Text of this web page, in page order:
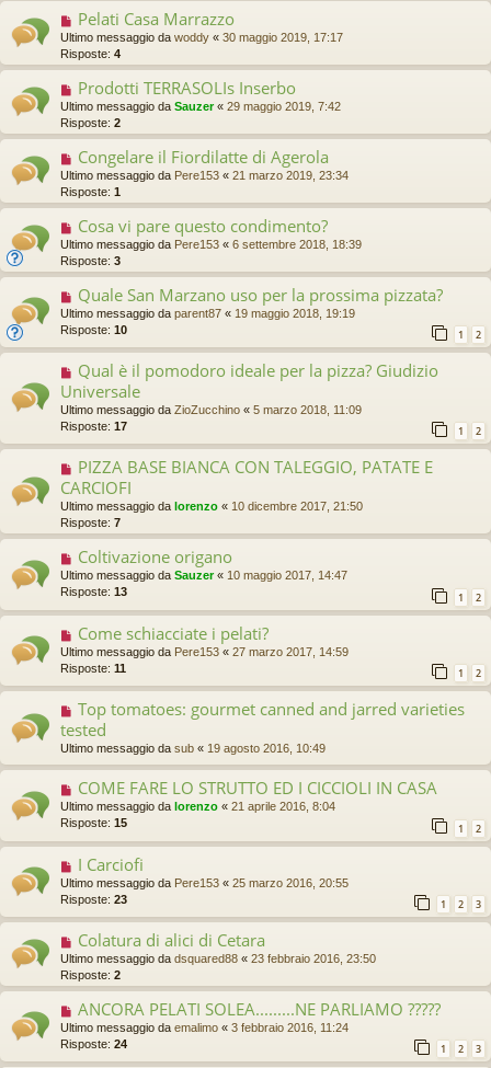
Pelati Casa Marrazzo
Ultimo messaggio da woddy « 30 maggio 2019, 17:17
Risposte: 4
Prodotti TERRASOLIs Inserbo
Ultimo messaggio da Sauzer« 29 maggio 2019, 7:42
Risposte: 2
Congelare il Fiordilatte di Agerola
Ultimo messaggio da Pere153 « 21 marzo 2019, 23:34
Risposte: 1
Cosa vi pare questo condimento?
Ultimo messaggio da Pere153 « 6 settembre 2018, 18:39
Risposte: 3
Quale San Marzano uso per la prossima pizzata?
Ultimo messaggio da parent87 « 19 maggio 2018, 19:19
Risposte: 10 1 2
Qual è il pomodoro ideale per la pizza? Giudizio
Universale
Ultimo messaggio da ZioZucchino « 5 marzo 2018, 11:09
Risposte: 17 1 2
PIZZA BASE BIANCA CON TALEGGIO, PATATE E
CARCIOFI
Ultimo messaggio da lorenzo « 10 dicembre 2017, 21:50
Risposte: 7
Coltivazione origano
Ultimo messaggio da Sauzer« 10 maggio 2017, 14:47
Risposte: 13 1 2
Come schiacciate i pelati?
Ultimo messaggio da Pere153 « 27 marzo 2017, 14:59
Risposte: 11 1 2
Top tomatoes: gourmet canned and jarred varieties
tested
Ultimo messaggio da sub « 19 agosto 2016, 10:49
COME FARE LO STRUTTO ED I CICCIOLI IN CASA
Ultimo messaggio da lorenzo « 21 aprile 2016, 8:04
Risposte: 15 1 2
I Carciofi
Ultimo messaggio da Pere153 « 25 marzo 2016, 20:55
Risposte: 23 1 2 3
Colatura di alici di Cetara
Ultimo messaggio da dsquared88 « 23 febbraio 2016, 23:50
Risposte: 2
ANCORA PELATI SOLEA.........NE PARLIAMO ?????
Ultimo messaggio da emalimo « 3 febbraio 2016, 11:24
Risposte: 24 1 2 3